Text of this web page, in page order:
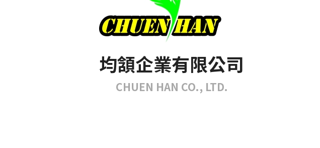
均頷企業有限公司
CHUEN HAN CO., LTD.